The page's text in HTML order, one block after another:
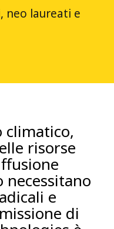
neo laureati e
climatico,
risorse
necessitano
e
di